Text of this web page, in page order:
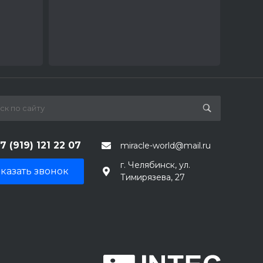
(919) 121 22 07 miracle-world@mail.ru
звонок
г. Челябинск, ул.
Тимирязева, 27